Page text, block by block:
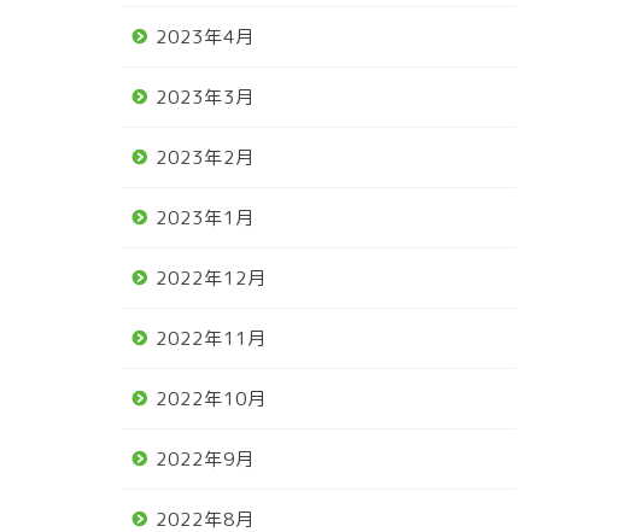
2023年4月
2023年3月
2023年2月
2023年1月
2022年12月
2022年11月
2022年10月
2022年9月
2022年8月